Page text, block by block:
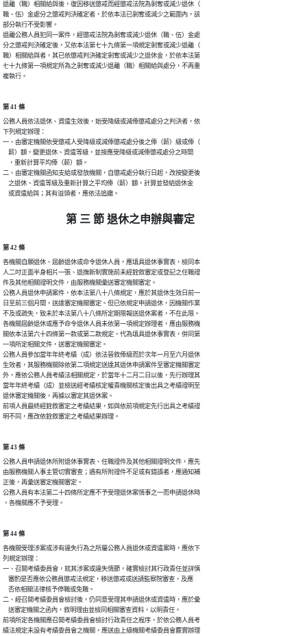
退離（職）相關給與後，復因移送懲戒而經懲戒法院為剝奪或減少退休（
職、伍）金處分之懲戒判決確定者，於依本法已剝奪或減少之範圍內，該
部分執行不受影響。
退離公務人員犯同一案件，經懲戒法院為剝奪或減少退休（職、伍）金處
分之懲戒判決確定後，又依本法第七十九條第一項規定剝奪或減少退離（
職）相關給與者，其已依懲戒判決確定剝奪或減少之退休金，於依本法第
七十九條第一項規定所為之剝奪或減少退離（職）相關給與處分，不再重
複執行。
第 41 條
公務人員依法退休、資遣生效後，始受降級或減俸懲戒處分之判決者，依
下列規定辦理：
一、由審定機關依受懲戒人受降級或減俸懲戒處分後之俸（薪）級或俸（
    薪）額，變更退休、資遣等級，並按應受降級或減俸懲戒處分之時間
    ，重新計算平均俸（薪）額。
二、由審定機關函知支給或發放機關，自懲戒處分執行日起，改按變更後
    之退休、資遣等級及重新計算之平均俸（薪）額，計算並發給退休金
    或資遣給與；其有溢領者，應依法追繳。
第 三 節 退休之申辦與審定
第 42 條
各機關自願退休、屆齡退休或命令退休人員，應填具退休事實表，檢同本
人二吋正面半身相片一張、退撫新制實施前未經銓敘審定或登記之任職證
件及其他相關證明文件，由服務機關彙送審定機關審定。
公務人員退休申請案件，依本法第八十八條規定，應於其退休生效日前一
日至前三個月間，送達審定機關審定。但已依規定申請退休，因機關作業
不及或疏失，致未於本法第八十八條所定期限報送退休案者，不在此限。
各機關屆齡退休或應予命令退休人員未依第一項規定辦理者，應由服務機
關依本法第六十四條第一款或第二款規定，代為填具退休事實表，併同第
一項所定相關文件，送審定機關審定。
公務人員參加當年年終考績（成）依法晉敘俸級而於次年一月至六月退休
生效者，其服務機關除依第二項規定送達其退休申請案件至審定機關審定
外，應依公務人員考績法相關規定，於當年十二月二日以後，先行辦理其
當年年終考績（成）並檢送經考績核定權責機關核定後出具之考績證明至
退休審定機關後，再據以審定其退休案。
前項人員最終經銓敘審定之考績結果，如與依前項規定先行出具之考績證
明不同，應改依銓敘審定之考績結果辦理。
第 43 條
公務人員申請退休所附退休事實表、任職證件及其他相關證明文件，應先
由服務機關人事主管切實審查；遇有所附證件不足或有錯誤者，應通知補
正後，再彙送審定機關審定。
公務人員有本法第二十四條所定應不予受理退休案情事之一而申請退休時
，各機關應不予受理。
第 44 條
各機關受理涉案或涉有違失行為之所屬公務人員退休或資遣案時，應依下
列規定辦理：
一、召開考績委員會，就其涉案或違失情節，確實檢討其行政責任並詳慎
    審酌是否應依公務員懲戒法規定，移送懲戒或送請監察院審查，及應
    否依相關法律核予停職或免職。
二、經召開考績委員會檢討後，仍同意受理其申請退休或資遣時，應於彙
    送審定機關之函內，敘明理由並檢同相關審查資料，以明責任。
前項所定各機關應召開考績委員會檢討行政責任之程序，於依公務人員考
績法規定未設有考績委員會之機關，應送由上級機關考績委員會覈實辦理